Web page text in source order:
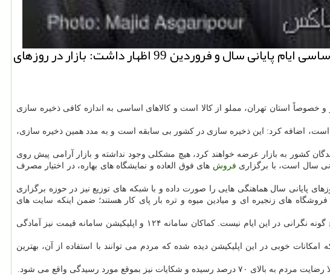
به گزارش نیو باكس قائم مقام وزیر صنعت، با اشاره به تدارك گسترده دولت برای تامین كالاهای اساسی ایام پایانی سال و فروردین 99 اظهار داشت: بازار در روزهای
استان تهران، مملو از كالا است و كالاهای اساسی به اندازه كافی ذخیره سازی
است، اضافه كرد: این ذخیره سازی در كشور بی سابقه است و به مدد همین ذخیره سازی،
كشور به بازار عرضه خواهند كرد، هیچ مشكلی وجود نداشته و بازار آرامی پیش روی
سال است، با برگزاری فروش های فوق العاده و نمایشگاه های بهاره، در اختیار مصرف
پایانی سال هماهنگی هایی را صورت داده و با شبكه های توزیع نیز در حوزه برگزاری
های زنجیره ای و میادین میوه و تره بار پای كار هستند؛ ضمن اینكه سایت های
وی گفت: تشدید بازرسی ها و كنترل بازار نیز در كنار تامین و توزیع بموقع كالاها در روزهای پایانی سال صورت خواهد گرفت و جای هیچ گونه نگرانی در این ایام نیست. كماكان سامانه ۱۲۴ و اپلیكیشن سامانه قیمت نیز آمادگی
مانده است؛ این در حالیست كه امكانات خوبی در این اپلیكیشن دیده شده كه مردم می توانند با استفاده از آن، بهترین